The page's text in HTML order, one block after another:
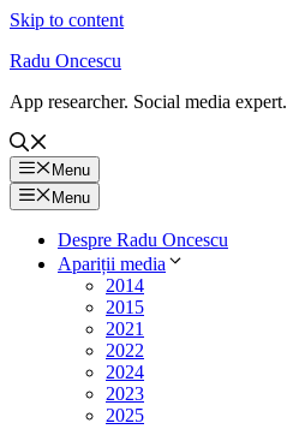
Skip to content
Radu Oncescu
App researcher. Social media expert.
Menu
Menu
Despre Radu Oncescu
Apariții media
2014
2015
2021
2022
2024
2023
2025